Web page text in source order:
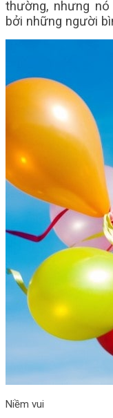
thường, nhưng
bởi những người
Niềm vui